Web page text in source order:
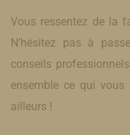
Vous ressentez de la
N’hésitez pas à
conseils
ensemble ce qui
ailleurs !